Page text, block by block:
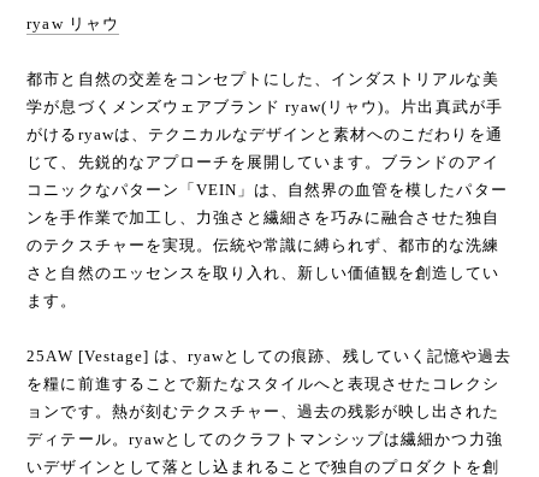
ryaw リャウ
都市と自然の交差をコンセプトにした、インダストリアルな美
学が息づくメンズウェアブランド ryaw(リャウ)。片出真武が手
がけるryawは、テクニカルなデザインと素材へのこだわりを通
じて、先鋭的なアプローチを展開しています。ブランドのアイ
コニックなパターン「VEIN」は、自然界の血管を模したパター
ンを手作業で加工し、力強さと繊細さを巧みに融合させた独自
のテクスチャーを実現。伝統や常識に縛られず、都市的な洗練
さと自然のエッセンスを取り入れ、新しい価値観を創造してい
ます。
25AW [Vestage] は、ryawとしての痕跡、残していく記憶や過去
を糧に前進することで新たなスタイルへと表現させたコレクシ
ョンです。熱が刻むテクスチャー、過去の残影が映し出された
ディテール。ryawとしてのクラフトマンシップは繊細かつ力強
いデザインとして落とし込まれることで独自のプロダクトを創